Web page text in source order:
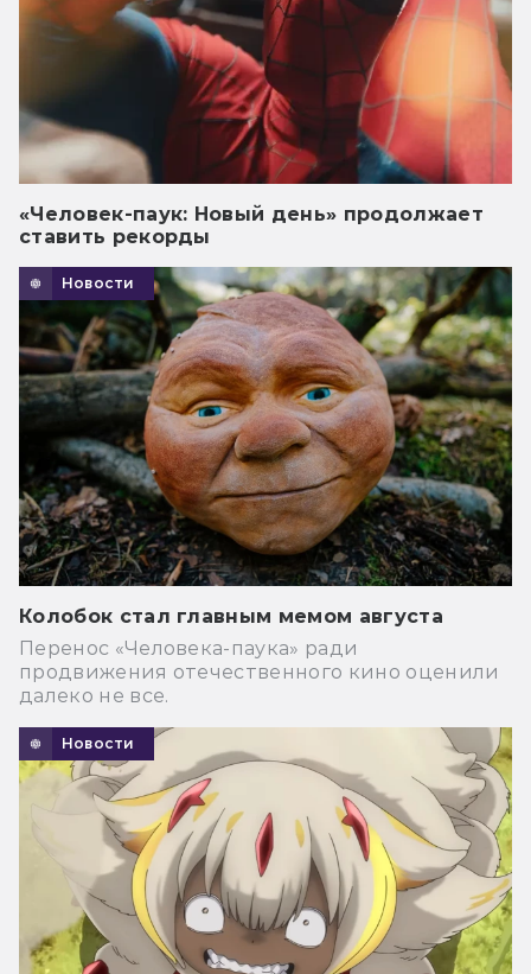
«Человек-паук: Новый день» продолжает
ставить рекорды
Новости
Колобок стал главным мемом августа
Перенос «Человека-паука» ради
продвижения отечественного кино оценили
далеко не все.
Новости